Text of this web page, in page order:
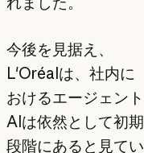
今後を見据え、
L'Oréalは、社内に
おけるエージェント
AIは依然として初期
段階にあると見てい